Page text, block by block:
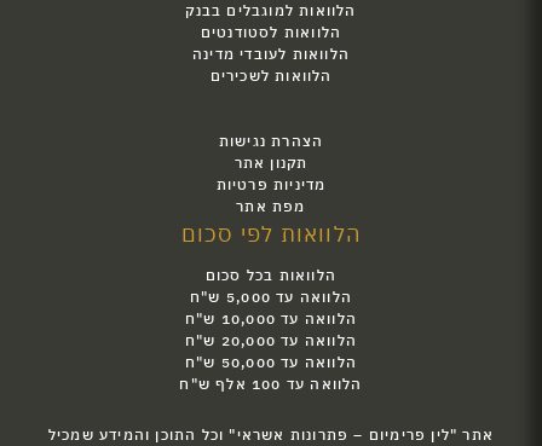
הלוואות למוגבלים בבנק
הלוואות לסטודנטים
הלוואות לעובדי מדינה
הלוואות לשכירים
הצהרת נגישות
תקנון אתר
מדיניות פרטיות
מפת אתר
הלוואות לפי סכום
הלוואות בכל סכום
הלוואה עד 5,000 ש"ח
הלוואה עד 10,000 ש"ח
הלוואה עד 20,000 ש"ח
הלוואה עד 50,000 ש"ח
הלוואה עד 100 אלף ש"ח
אתר "לין פרימיום – פתרונות אשראי" וכל התוכן והמידע שמכיל